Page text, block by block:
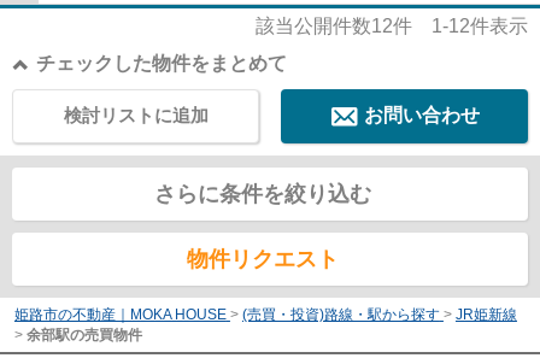
る新築戸建て物件です。当社のスタッフが物...
該当公開件数12件 1-12件表示
チェックした物件をまとめて
お問い合わせ
検討リストに追加
さらに条件を絞り込む
物件リクエスト
姫路市の不動産｜MOKA HOUSE > (売買・投資)路線・駅から探す > JR姫新線
> 余部駅の売買物件